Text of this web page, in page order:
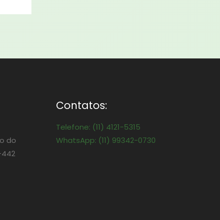
do
442
Contatos:
Telefone: (11) 4121-5315
WhatsApp: (11) 99342-0730